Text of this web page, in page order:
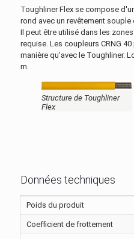
Toughliner Flex se compose
rond avec un revêtement
Il peut être utilisé dans les
requise. Les coupleurs CRNG
manière qu'avec le Toughliner.
m.
Structure de Toughliner
Flex
Données techniques
Poids du produit
Coefficient de frottement